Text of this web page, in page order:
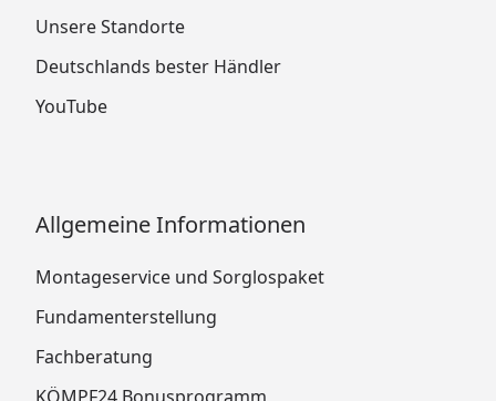
Unsere Standorte
Deutschlands bester Händler
YouTube
Allgemeine Informationen
Montageservice und Sorglospaket
Fundamenterstellung
Fachberatung